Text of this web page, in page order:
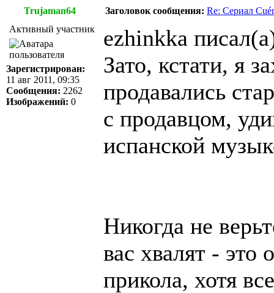
Trujaman64 Заголовок сообщения: Re: Сериал
Активный участник
Зарегистрирован:
11 авг 2011, 09:35
Сообщения: 2262
Изображений: 0
ezhinkka
Зато, кстати, я
продавались
с продавцом,
испанской
Никогда не
вас хвалят - это
прикола, хотя